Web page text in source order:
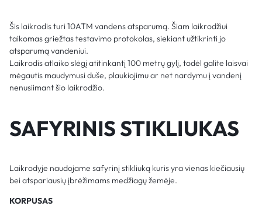
Šis laikrodis turi 10ATM vandens atsparumą. Šiam laikrodžiui
taikomas griežtas testavimo protokolas, siekiant užtikrinti jo
atsparumą vandeniui.
Laikrodis atlaiko slėgį atitinkantį 100 metrų gylį, todėl galite laisvai
mėgautis maudymusi duše, plaukiojimu ar net nardymu į vandenį
nenusiimant šio laikrodžio.
SAFYRINIS STIKLIUKAS
Laikrodyje naudojame safyrinį stikliuką kuris yra vienas kiečiausių
bei atspariausių įbrėžimams medžiagų žemėje.
KORPUSAS